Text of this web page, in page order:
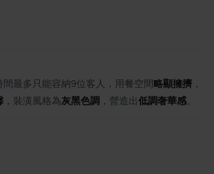
最多只能容納9位客人，用餐空間略顯擁擠 ，
，裝潢風格為灰黑色調 ，營造出低調奢華感